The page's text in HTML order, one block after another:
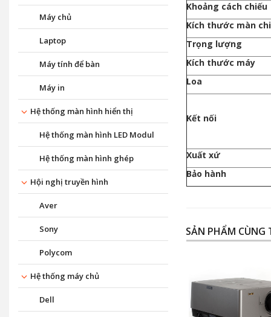
Máy chủ
Laptop
Máy tính để bàn
Máy in
Hệ thống màn hình hiển thị
Hệ thống màn hình LED Modul
Hệ thống màn hình ghép
Hội nghị truyền hình
Aver
Sony
Polycom
Hệ thống máy chủ
Dell
Khoảng cách chiếu
Kích thước màn
Trọng lượng
Kích thước máy
Loa
Kết nối
Xuất xứ
Bảo hành
SẢN PHẨM CÙNG